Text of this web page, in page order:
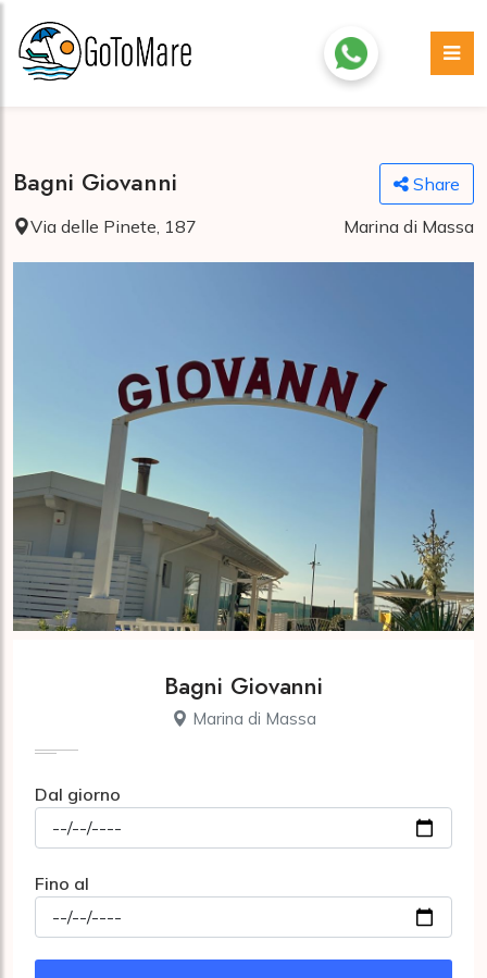
Bagni Giovanni
Share
Via delle Pinete, 187
Marina di Massa
Bagni Giovanni
Marina di Massa
Dal giorno
Fino al